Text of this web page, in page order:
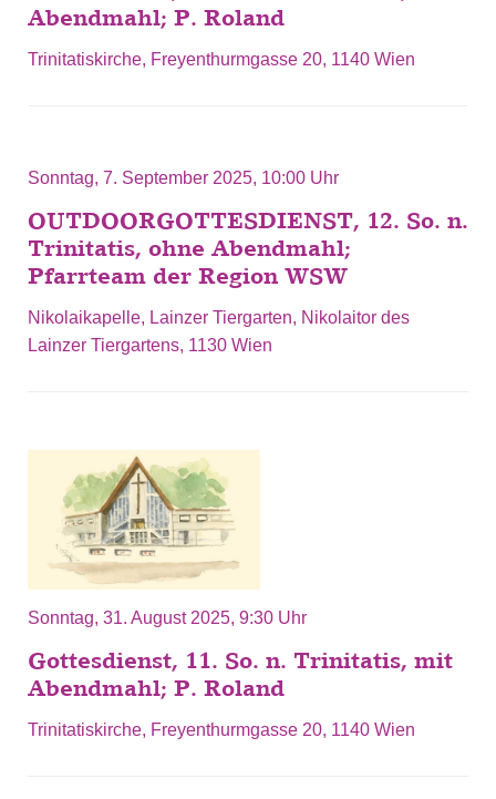
Abendmahl; P. Roland
Trinitatiskirche, Freyenthurmgasse 20, 1140 Wien
Sonntag, 7. September 2025, 10:00 Uhr
OUTDOORGOTTESDIENST, 12. So. n.
Trinitatis, ohne Abendmahl;
Pfarrteam der Region WSW
Nikolaikapelle, Lainzer Tiergarten, Nikolaitor des
Lainzer Tiergartens, 1130 Wien
Sonntag, 31. August 2025, 9:30 Uhr
Gottesdienst, 11. So. n. Trinitatis, mit
Abendmahl; P. Roland
Trinitatiskirche, Freyenthurmgasse 20, 1140 Wien